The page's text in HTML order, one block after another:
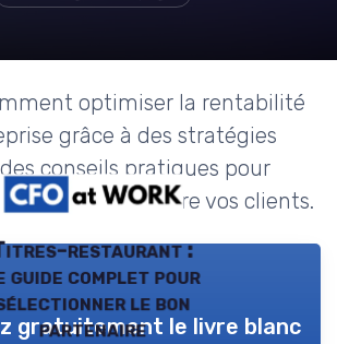
optimiser la rentabilité
grâce à des stratégies
conseils pratiques pour
et satisfaire vos clients.
restaurant :
guide complet pour
le bon
partenaire
gratuitement le livre blanc